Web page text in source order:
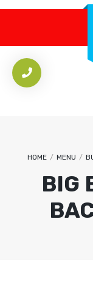
HOME / MENU /
BIG